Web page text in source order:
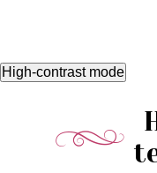
High-contrast mode